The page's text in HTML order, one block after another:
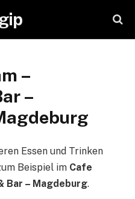
–
–
Essen und Trinken
Beispiel im Cafe
Bar – Magdeburg.